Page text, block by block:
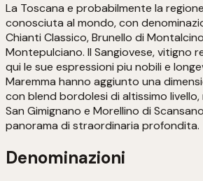
La Toscana e probabilmente la
conosciuta al mondo, con
Chianti Classico, Brunello di
Montepulciano. Il Sangiovese, vitigno
qui le sue espressioni piu nobili e
Maremma hanno aggiunto una
con blend bordolesi di altissimo
San Gimignano e Morellino di
panorama di straordinaria profondita.
Denominazioni